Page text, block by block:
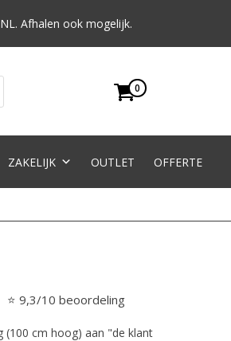
Afhalen ook mogelijk.
0
ZAKELIJK OUTLET OFFERTE
⭐ 9,3/10 beoordeling
(100 cm hoog) aan "de klant